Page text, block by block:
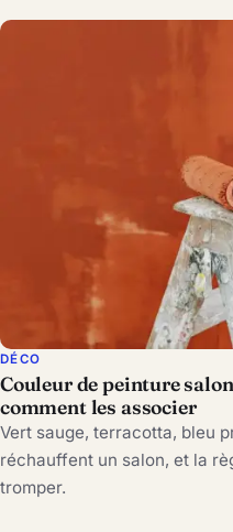
DÉCO
Couleur de peinture
comment les associer
Vert sauge, terracotta, bleu
réchauffent un salon, et la
tromper.